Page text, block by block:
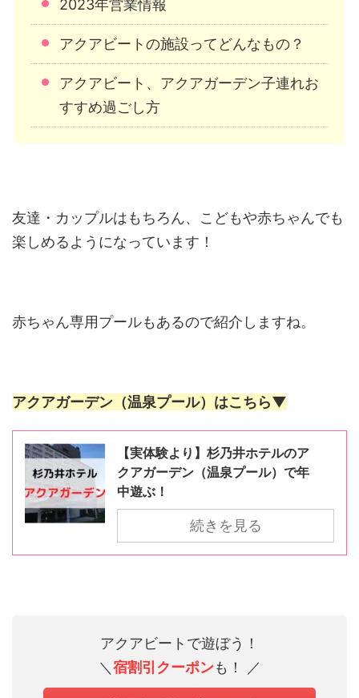
2023年営業情報
アクアビートの施設ってどんなもの？
アクアビート、アクアガーデン子連れお
すすめ過ごし方
友達・カップルはもちろん、こどもや赤ちゃんでも
楽しめるようになっています！
赤ちゃん専用プールもあるので紹介しますね。
アクアガーデン（温泉プール）はこちら▼
【実体験より】杉乃井ホテルのア
クアガーデン（温泉プール）で年
中遊ぶ！
続きを見る
アクアビートで遊ぼう！
＼宿割引 クーポンも！ ／